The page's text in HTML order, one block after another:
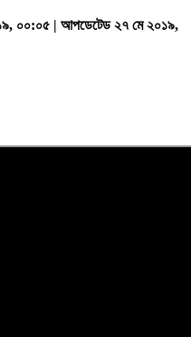
০০:০৫ | আপডেটেড ২৭ মে ২০১৯,